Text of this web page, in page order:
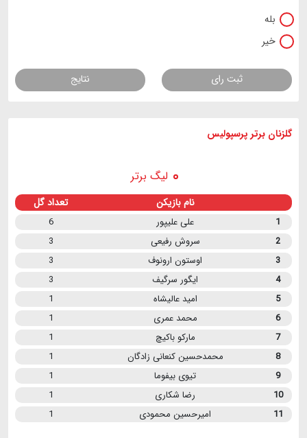
بله
خیر
ثبت رای نتایج
گلزنان برتر پرسپولیس
لیگ برتر
نام بازیکن تعداد گل
1 علی علیپور
6
2
سروش رفیعی
3
3
اوستون ارونوف
3
4
ایگور سرگیف
3
5
امید عالیشاه
1
6
محمد عمری
1
7
مارکو باکیچ
1
8
محمدحسین کنعانی زادگان
1
9
تیوی بیفوما
1
10
رضا شکاری
1
11
امیرحسین محمودی 1